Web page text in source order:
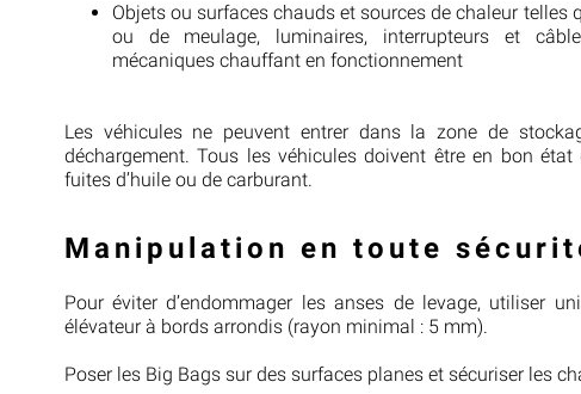
Objets ou surfaces chauds et sources de chaleur telles
ou de meulage, luminaires, interrupteurs et
mécaniques chauffant en fonctionnement
Les véhicules ne peuvent entrer dans la zone de
déchargement. Tous les véhicules doivent être en bon
fuites d’huile ou de carburant.
Manipulation en toute
Pour éviter d’endommager les anses de levage, utiliser
élévateur à bords arrondis (rayon minimal : 5 mm).
Poser les Big Bags sur des surfaces planes et sécuriser les